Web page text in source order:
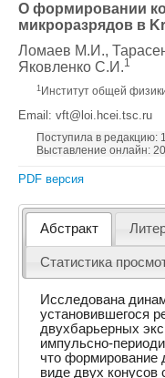
О формировании
микроразрядов в
Ломаев М.И.,
Яковленко С.И.1
1 Институт общей
Email: vft@loi.hcei.tsc.ru
Поступила в редакцию:
Выставление онлайн:
PDF версия
Абстракт
Статистика
Исследована
установившегося
двухбарьерных
импульсно-
что формирование
виде двух